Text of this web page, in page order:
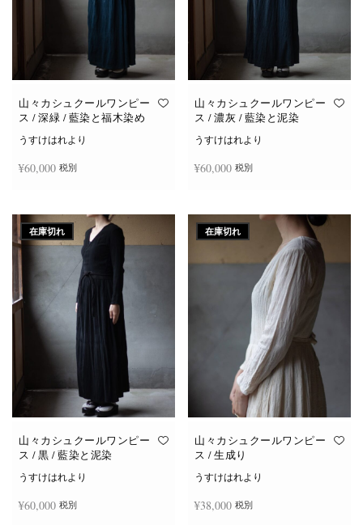
山々カシュクールワンピー
ス / 深緑 / 藍染と福木染め
うすけはれより
¥60,000 税別
山々カシュクールワンピー
ス / 濃灰 / 藍染と泥染
うすけはれより
¥60,000 税別
在庫切れ
山々カシュクールワンピー
ス / 黒 / 藍染と泥染
うすけはれより
¥60,000 税別
在庫切れ
山々カシュクールワンピー
ス / 生成り
うすけはれより
¥38,000 税別